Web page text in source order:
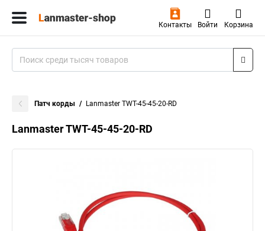
Контакты Войти Корзина
Патч корды Lanmaster TWT-45-45-20-RD
Lanmaster TWT-45-45-20-RD